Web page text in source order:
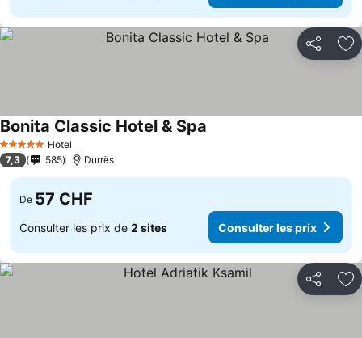
Partager
5 Étoiles Hotel
Bonita Classic Hotel & Spa
7,3 585 Durrës
De 57 CHF
Consulter les prix de 2 sites Consulter les prix
Partager